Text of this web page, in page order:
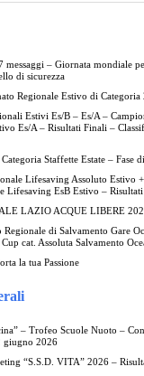
messaggi – Giornata mondiale
di sicurezza
Regionale Estivo di Categoria
Estivi Es/B – Es/A –
Es/A – Risultati Finali –
Staffette Estate – Fase
Lifesaving Assoluto Estivo
Lifesaving EsB Estivo – Risultati
LAZIO ACQUE LIBERE
di Salvamento Gare
cat. Assoluta Salvamento
la tua Passione
– Trofeo Scuole Nuoto –
giugno 2026
“S.S.D. VITA” 2026 –